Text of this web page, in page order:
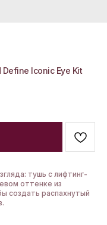
Iconic Eye Kit
тушь с лифтинг-
оттенке из
создать распахнутый